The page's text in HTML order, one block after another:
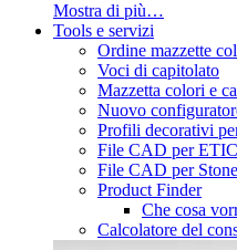
Mostra di più…
Tools e servizi
Ordine mazzette
Voci di capitolato
Mazzetta colori e
Nuovo
Profili decorativi
File CAD per
File CAD per
Product Finder
Che cosa
Calcolatore del